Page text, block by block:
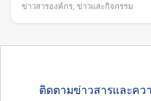
ข่าวสารองค์กร ข่าวและกิจกรรม
ติดตามข่าวสารและคว